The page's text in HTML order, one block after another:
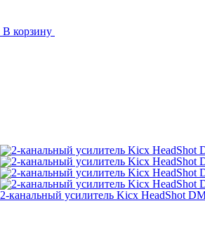
В корзину
2-канальный усилитель Kicx HeadShot